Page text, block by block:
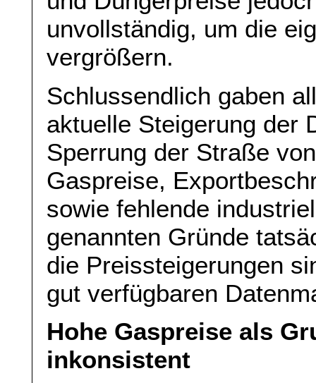
unvollständig, um die
vergrößern.
Schlussendlich gaben
aktuelle Steigerung der
Sperrung der Straße
Gaspreise,
sowie fehlende
genannten Gründe
die Preissteigerungen
gut verfügbaren
Hohe Gaspreise als
inkonsistent